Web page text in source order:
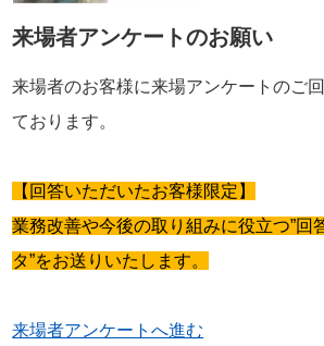
来場者アンケートのお願い
来場者のお客様に来場アンケートのご
ております。
【回答いただいたお客様限定】
業務改善や今後の取り組みに役立つ”回
タ”をお送りいたします。
来場者アンケートへ進む